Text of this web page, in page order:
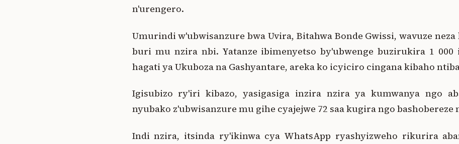
n'urengero.
Umurindi w'ubwisanzure bwa Uvira, Bitahwa Bonde Gwissi, wavuze
buri mu nzira nbi. Yatanze ibimenyetso by'ubwenge buzirukira 1 000
hagati ya Ukuboza na Gashyantare, areka ko icyiciro cingana kibaho
Igisubizo ry'iri kibazo, yasigasiga inzira nzira ya kumwanya ngo
nyubako z'ubwisanzure mu gihe cyajejwe 72 saa kugira ngo bashobereze
Indi nzira, itsinda ry'ikinwa cya WhatsApp ryashyizweho rikurira